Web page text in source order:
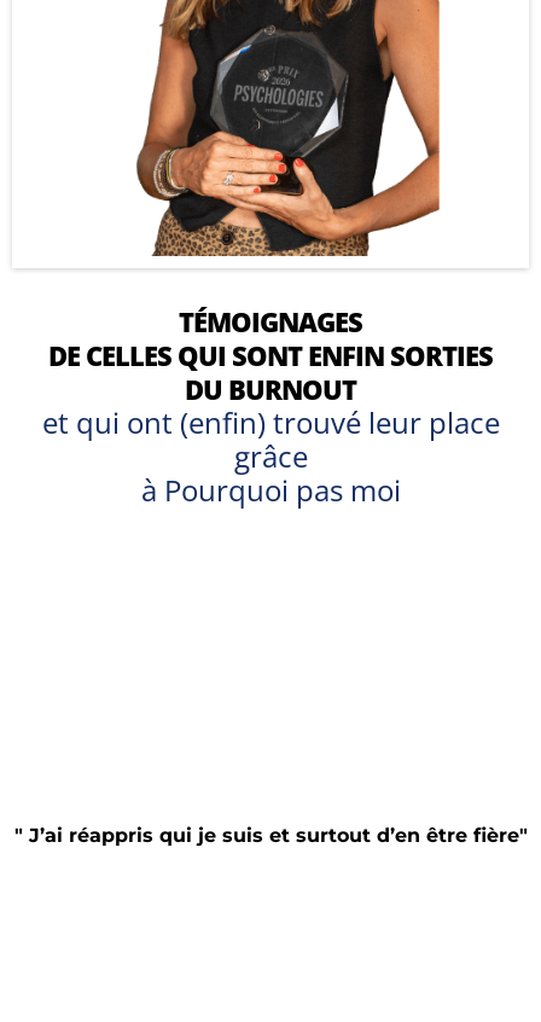
TÉMOIGNAGES
DE CELLES QUI SONT ENFIN SORTIES
DU BURNOUT
et qui ont (enfin) trouvé leur place
grâce
à Pourquoi pas moi
" J’ai réappris qui je suis et surtout d’en être fière"